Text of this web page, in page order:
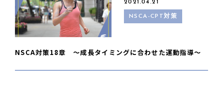
2021.04.21
NSCA-CPT対策
NSCA対策18章 〜成長タイミングに合わせた運動指導〜